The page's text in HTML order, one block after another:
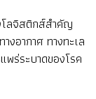
โลจิสติกส์สำคัญ
งอากาศ ทางทะเล
พร่ระบาดของโรค